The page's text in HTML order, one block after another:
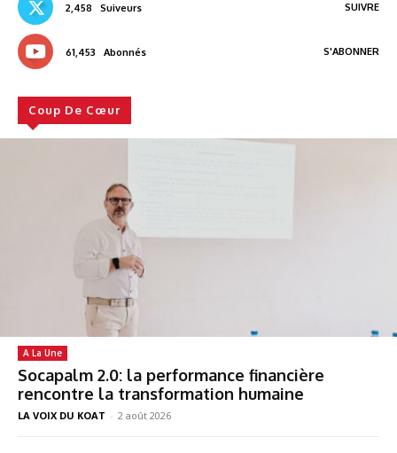
2,458 Suiveurs SUIVRE
61,453 Abonnés S'ABONNER
Coup De Cœur
A La Une
Socapalm 2.0: la performance financière
rencontre la transformation humaine
LA VOIX DU KOAT - 2 août 2026